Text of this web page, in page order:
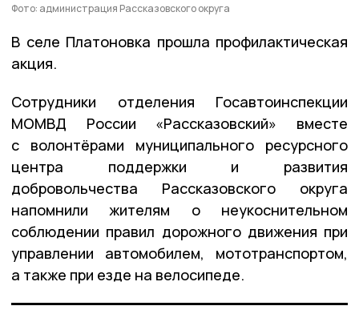
Фото: администрация Рассказовского округа
В селе Платоновка прошла профилактическая
акция.
Сотрудники отделения Госавтоинспекции
МОМВД России «Рассказовский» вместе
с волонтёрами муниципального ресурсного
центра поддержки и развития
добровольчества Рассказовского округа
напомнили жителям о неукоснительном
соблюдении правил дорожного движения при
управлении автомобилем, мототранспортом,
а также при езде на велосипеде.